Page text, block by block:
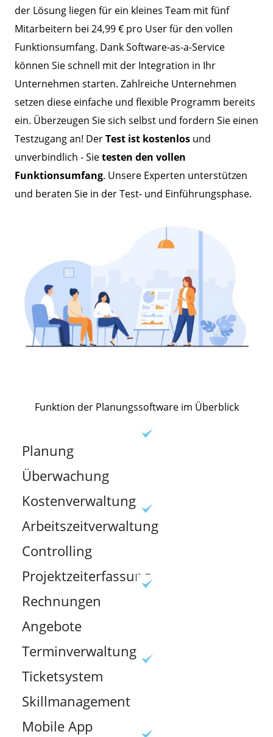
der Lösung liegen für ein kleines Team mit fünf
Mitarbeitern bei 24,99 € pro User für den vollen
Funktionsumfang. Dank Software-as-a-Service
können Sie schnell mit der Integration in Ihr
Unternehmen starten. Zahlreiche Unternehmen
setzen diese einfache und flexible Programm bereits
ein. Überzeugen Sie sich selbst und fordern Sie einen
Testzugang an! DerTest ist kostenlos und
unverbindlich - Sietesten den vollen
Funktionsumfang. Unsere Experten unterstützen
und beraten Sie in der Test- und Einführungsphase.
Funktion der Planungssoftware im Überblick
Planung
Überwachung
Kostenverwaltung
Arbeitszeitverwaltung
Controlling
Projektzeiterfassung
Rechnungen
Angebote
Terminverwaltung
Ticketsystem
Skillmanagement
Mobile App